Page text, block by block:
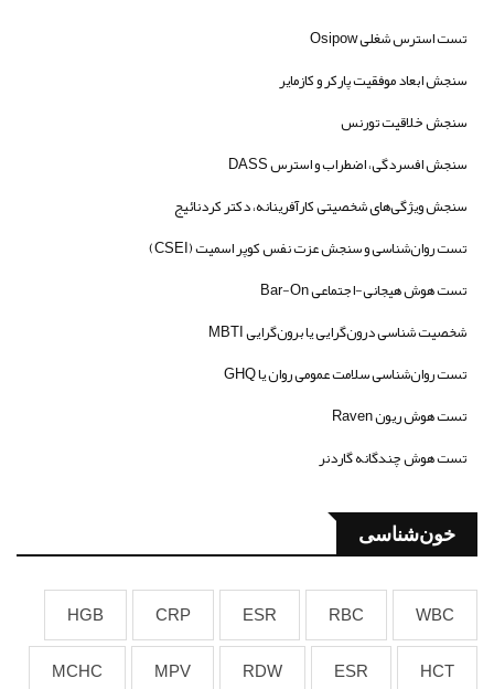
تست استرس شغلی Osipow
سنجش ابعاد موفقیت پارکر و کازمایر
سنجش خلاقیت تورنس
سنجش افسردگی، اضطراب و استرس DASS
سنجش ویژگی‌های شخصیتی کارآفرینانه، دکتر کردنائیج
تست روان‌شناسی و سنجش عزت نفس کوپر اسمیت (CSEI)
تست هوش هیجانی-اجتماعی Bar-On
شخصیت شناسی درون‌گرایی یا برون‌گرایی MBTI
تست روان‌شناسی سلامت عمومی روان یا GHQ
تست هوش ریون Raven
تست هوش چندگانه گاردنر
خون‌شناسی
WBC
RBC
ESR
CRP
HGB
HCT
ESR
RDW
MPV
MCHC